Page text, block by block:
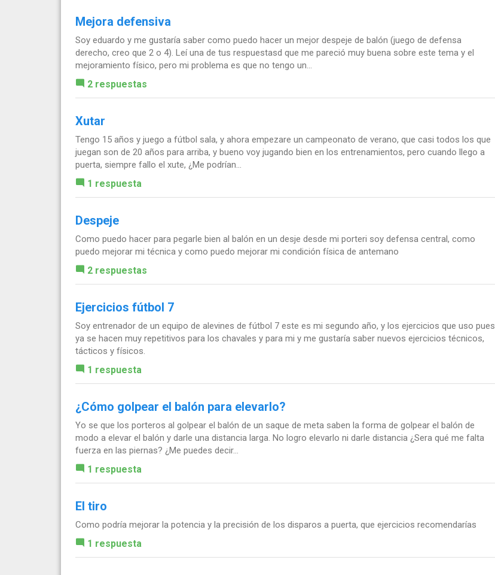
Mejora defensiva
Soy eduardo y me gustaría saber como puedo hacer un mejor despeje de balón (juego de defensa
derecho, creo que 2 o 4). Leí una de tus respuestasd que me pareció muy buena sobre este tema y el
mejoramiento físico, pero mi problema es que no tengo un...
2 respuestas
Xutar
Tengo 15 años y juego a fútbol sala, y ahora empezare un campeonato de verano, que casi todos los que
juegan son de 20 años para arriba, y bueno voy jugando bien en los entrenamientos, pero cuando llego a
puerta, siempre fallo el xute, ¿Me podrían...
1 respuesta
Despeje
Como puedo hacer para pegarle bien al balón en un desje desde mi porteri soy defensa central, como
puedo mejorar mi técnica y como puedo mejorar mi condición física de antemano
2 respuestas
Ejercicios fútbol 7
Soy entrenador de un equipo de alevines de fútbol 7 este es mi segundo año, y los ejercicios que uso pues
ya se hacen muy repetitivos para los chavales y para mi y me gustaría saber nuevos ejercicios técnicos,
tácticos y físicos.
1 respuesta
¿Cómo golpear el balón para elevarlo?
Yo se que los porteros al golpear el balón de un saque de meta saben la forma de golpear el balón de
modo a elevar el balón y darle una distancia larga. No logro elevarlo ni darle distancia ¿Sera qué me falta
fuerza en las piernas? ¿Me puedes decir...
1 respuesta
El tiro
Como podría mejorar la potencia y la precisión de los disparos a puerta, que ejercicios recomendarías
1 respuesta